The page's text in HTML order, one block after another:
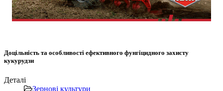
Доцільність та особливості ефективного фунгіцидного захисту
кукурудзи
Деталі
Зернові культури